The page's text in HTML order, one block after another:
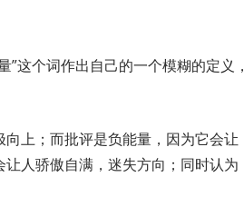
这个词作出自己的一个模糊的定义，
上；而批评是负能量，因为它会让
人骄傲自满，迷失方向；同时认为